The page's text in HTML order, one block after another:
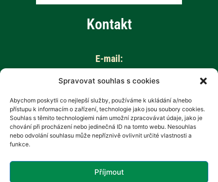
Spravovat souhlas s cookies
Abychom poskytli co nejlepší služby, používáme k ukládání a/nebo
přístupu k informacím o zařízení, technologie jako jsou soubory cookies.
Souhlas s těmito technologiemi nám umožní zpracovávat údaje, jako je
chování při procházení nebo jedinečná ID na tomto webu. Nesouhlas
nebo odvolání souhlasu může nepříznivě ovlivnit určité vlastnosti a
funkce.
Příjmout
Kontakt
E-mail:
Odborní garanti:
Prof. MUDr. Eva Kubala Havrdová, CSc.
Prim. MUDr. Marta Vachová
Revenium, z.s. – Hana Potměšilová